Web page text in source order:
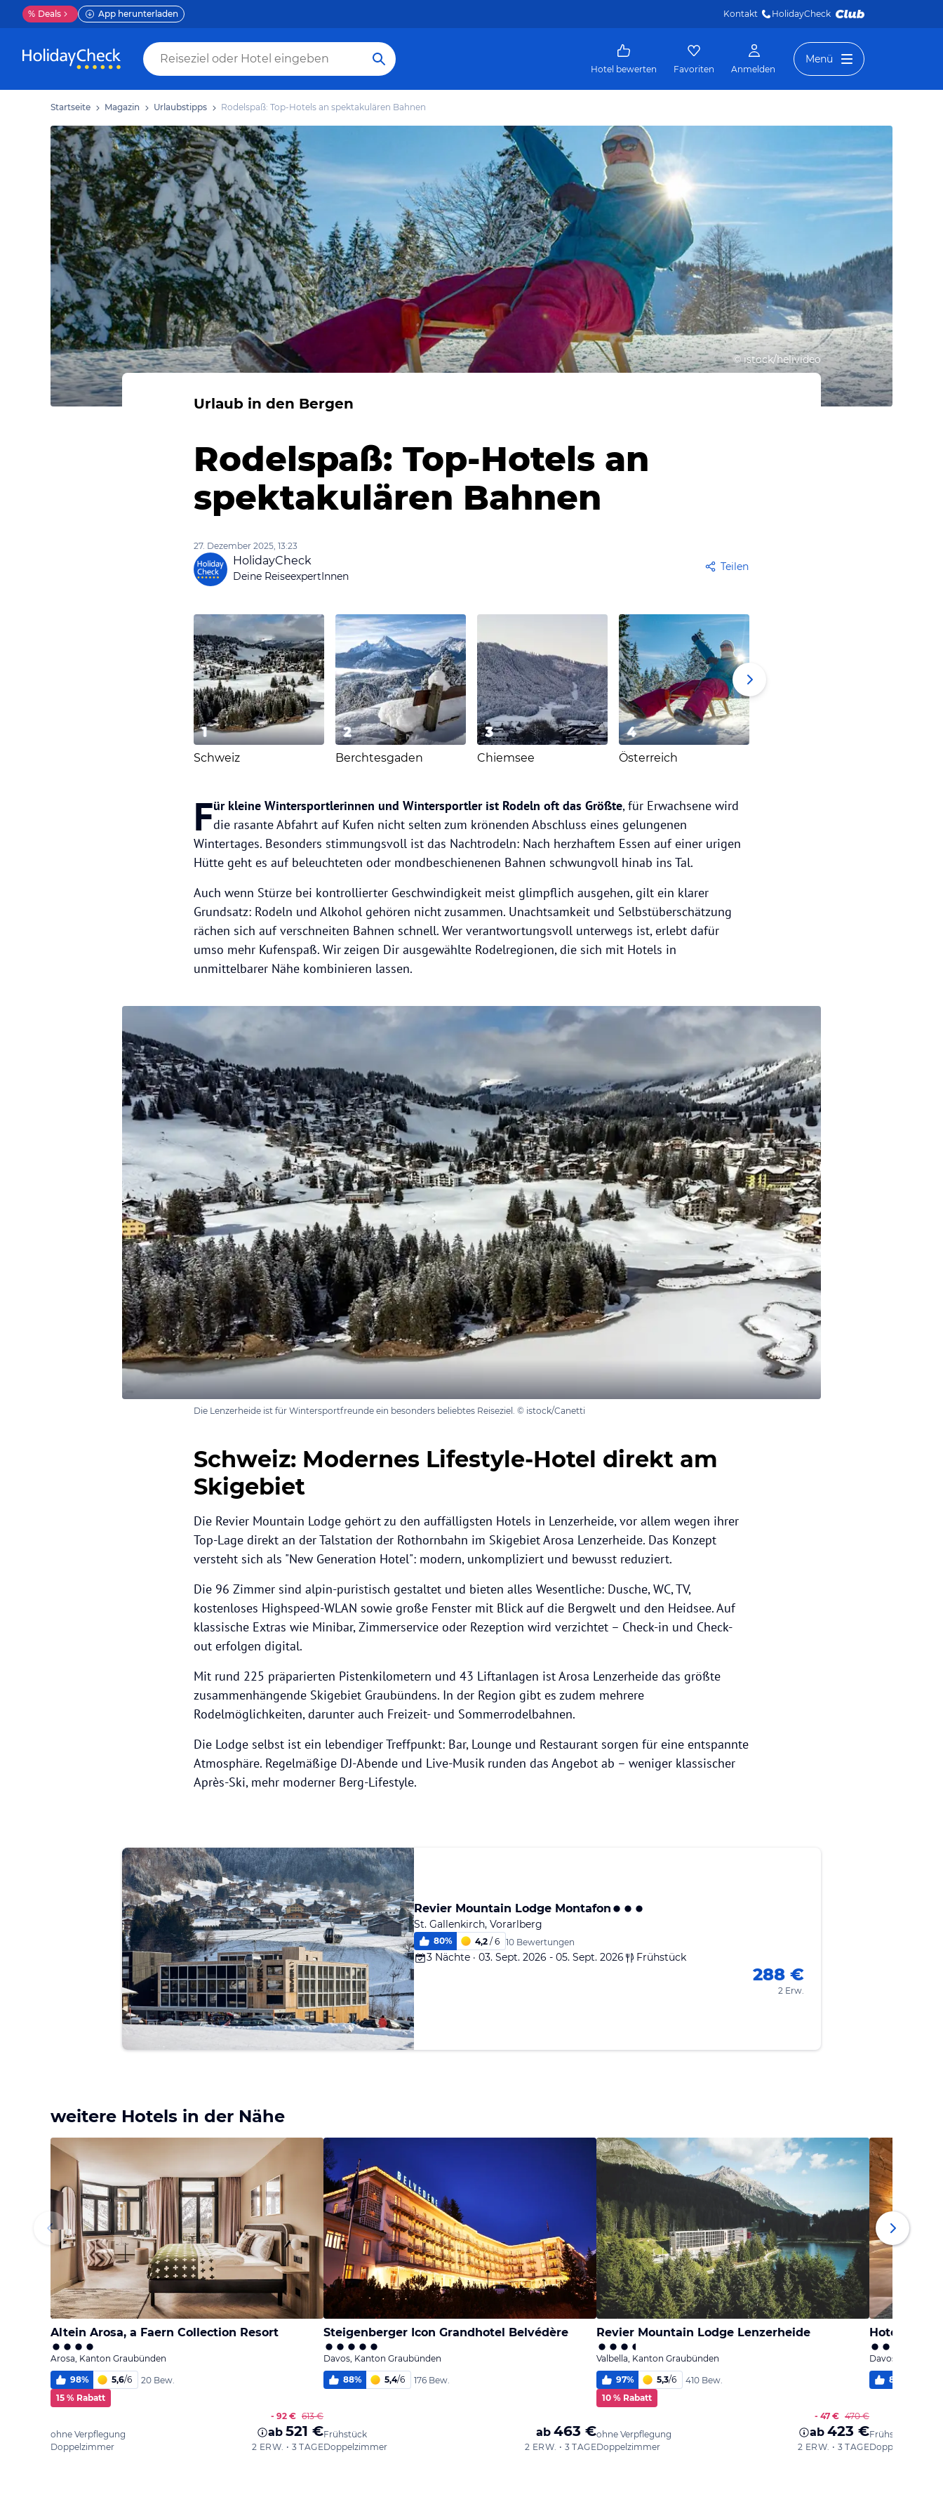
% Deals App herunterladen Kontakt HolidayCheck
Hotel bewerten Favoriten Anmelden
Menü
Startseite Magazin Urlaubstipps Rodelspaß: Top-Hotels an spektakulären Bahnen
©istock/helivideo
Urlaub in den Bergen
Rodelspaß: Top-Hotels an
spektakulären Bahnen
27. Dezember 2025, 13:23
HolidayCheck
Deine ReiseexpertInnen
Teilen
1
Schweiz
2
Berchtesgaden
3
Chiemsee
4
Österreich
Für kleine Wintersportlerinnen und Wintersportler ist Rodeln oft das Größte, für Erwachsene wird
die rasante Abfahrt auf Kufen nicht selten zum krönenden Abschluss eines gelungenen
Wintertages. Besonders stimmungsvoll ist das Nachtrodeln: Nach herzhaftem Essen auf einer urigen
Hütte geht es auf beleuchteten oder mondbeschienenen Bahnen schwungvoll hinab ins Tal.
Auch wenn Stürze bei kontrollierter Geschwindigkeit meist glimpflich ausgehen, gilt ein klarer
Grundsatz: Rodeln und Alkohol gehören nicht zusammen. Unachtsamkeit und Selbstüberschätzung
rächen sich auf verschneiten Bahnen schnell. Wer verantwortungsvoll unterwegs ist, erlebt dafür
umso mehr Kufenspaß. Wir zeigen Dir ausgewählte Rodelregionen, die sich mit Hotels in
unmittelbarer Nähe kombinieren lassen.
Die Lenzerheide ist für Wintersportfreunde ein besonders beliebtes Reiseziel. © istock/Canetti
Schweiz: Modernes Lifestyle-Hotel direkt am
Skigebiet
Die Revier Mountain Lodge gehört zu den auffälligsten Hotels in Lenzerheide, vor allem wegen ihrer
Top-Lage direkt an der Talstation der Rothornbahn im Skigebiet Arosa Lenzerheide. Das Konzept
versteht sich als "New Generation Hotel": modern, unkompliziert und bewusst reduziert.
Die 96 Zimmer sind alpin-puristisch gestaltet und bieten alles Wesentliche: Dusche, WC, TV,
kostenloses Highspeed-WLAN sowie große Fenster mit Blick auf die Bergwelt und den Heidsee. Auf
klassische Extras wie Minibar, Zimmerservice oder Rezeption wird verzichtet – Check-in und Check-
out erfolgen digital.
Mit rund 225 präparierten Pistenkilometern und 43 Liftanlagen ist Arosa Lenzerheide das größte
zusammenhängende Skigebiet Graubündens. In der Region gibt es zudem mehrere
Rodelmöglichkeiten, darunter auch Freizeit- und Sommerrodelbahnen.
Die Lodge selbst ist ein lebendiger Treffpunkt: Bar, Lounge und Restaurant sorgen für eine entspannte
Atmosphäre. Regelmäßige DJ-Abende und Live-Musik runden das Angebot ab – weniger klassischer
Après-Ski, mehr moderner Berg-Lifestyle.
Revier Mountain Lodge Montafon
St. Gallenkirch, Vorarlberg
80% 4,2 / 6 10 Bewertungen
3 Nächte · 03. Sept. 2026 - 05. Sept. 2026 Frühstück
288 €
2 Erw.
weitere Hotels in der Nähe
Altein Arosa, a Faern Collection Resort
Arosa, Kanton Graubünden
98% 5,6/6
20 Bew.
15 % Rabatt
ohne Verpflegung
Doppelzimmer
- 92 € 613 €
ab 521 €
2 ERW. • 3 TAGE
Steigenberger Icon Grandhotel Belvédère
Davos, Kanton Graubünden
88% 5,4/6 176 Bew.
Frühstück
Doppelzimmer
ab 463 €
2 ERW. • 3 TAGE
Revier Mountain Lodge Lenzerheide
Valbella, Kanton Graubünden
97% 5,3/6
410 Bew.
10 % Rabatt
ohne Verpflegung
Doppelzimmer
- 47 € 470 €
ab 423 €
2 ERW. • 3 TAGE
Hotel Strela
Davos, Kanton
88
Frühstück
Doppelzimmer